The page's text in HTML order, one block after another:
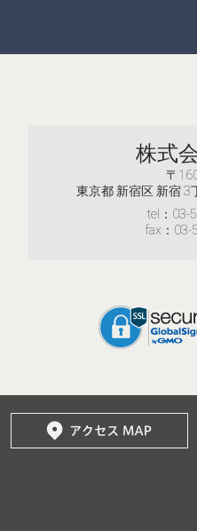
株式
〒
東京都 新宿区 新宿 3
tel：03-
fax：03-
© 2017–2026